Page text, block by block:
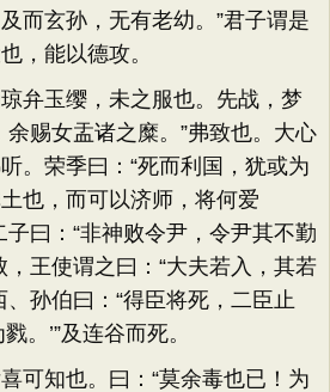
而玄孙，无有老幼。”君子谓是
，能以德攻。
玉缨，未之服也。先战，梦
余赐女盂诸之糜。”弗致也。大心
。荣季曰：“死而利国，犹或为
也，而可以济师，将何爱
子曰：“非神败令尹，令尹其不勤
，王使谓之曰：“大夫若入，其若
、孙伯曰：“得臣将死，二臣止
。’”及连谷而死。
知也。曰：“莫余毒也已！为